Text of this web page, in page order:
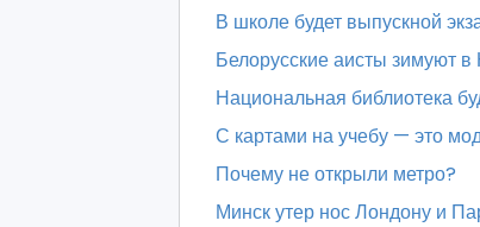
В школе будет выпускной
Белорусские аисты зимуют
Национальная библиотека
С картами на учебу — это
Почему не открыли метро?
Минск утер нос Лондону и